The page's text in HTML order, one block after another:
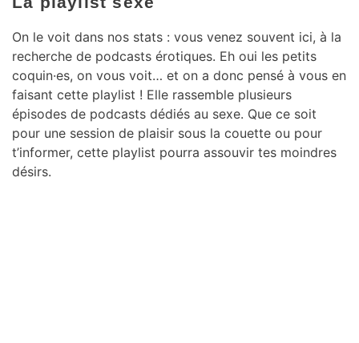
On le voit dans nos stats : vous venez souvent ici, à la
recherche de podcasts érotiques. Eh oui les petits
coquin·es, on vous voit… et on a donc pensé à vous en
faisant cette playlist ! Elle rassemble plusieurs
épisodes de podcasts dédiés au sexe. Que ce soit
pour une session de plaisir sous la couette ou pour
t’informer, cette playlist pourra assouvir tes moindres
désirs.